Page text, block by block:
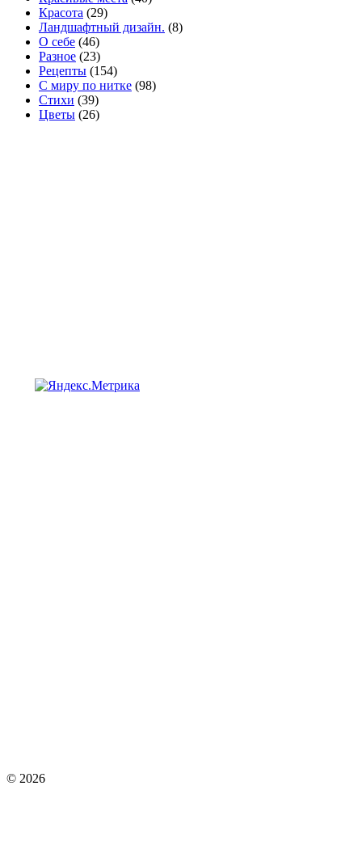
Красота (29)
Ландшафтный дизайн. (8)
О себе (46)
Разное (23)
Рецепты (154)
С миру по нитке (98)
Стихи (39)
Цветы (26)
© 2026